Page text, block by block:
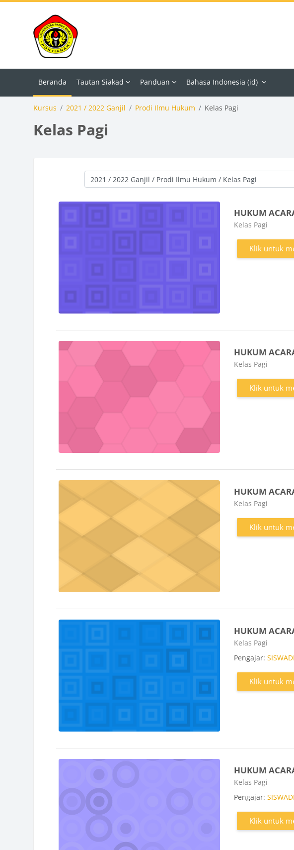
Beranda Tautan Siakad Panduan Bahasa Indonesia ‎(id)‎
Kursus 2021 / 2022 Ganjil Prodi Ilmu Hukum Kelas Pagi
Kelas Pagi
Kategori kursus
HUKUM
Kategori kursus
Kelas Pagi
Klik untuk
HUKUM
Kategori kursus
Kelas Pagi
Klik untuk
HUKUM
Kategori kursus
Kelas Pagi
Klik untuk
HUKUM
Kategori kursus
Kelas Pagi
Pengajar:
Klik untuk
HUKUM
Kategori kursus
Kelas Pagi
Pengajar:
Klik untuk